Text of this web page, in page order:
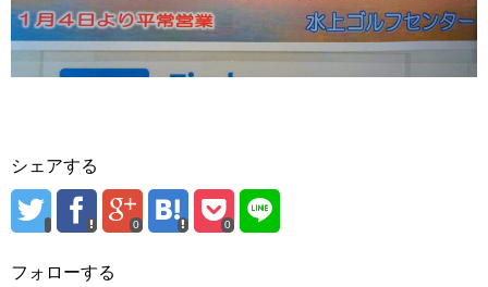
シェアする
0 0
フォローする